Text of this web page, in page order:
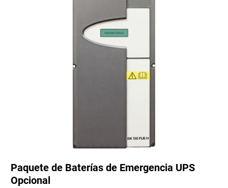
Paquete de Baterías de Emergencia UPS
Opcional